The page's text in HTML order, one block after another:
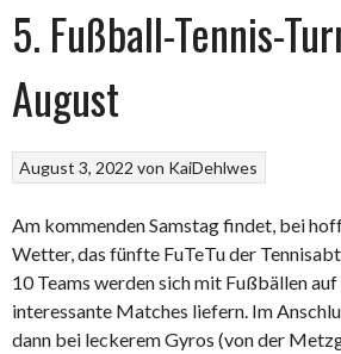
5. Fußball-Tennis-
August
August 3, 2022 von KaiDehlwes
Am kommenden Samstag findet, bei
Wetter, das fünfte FuTeTu der
10 Teams werden sich mit Fußbällen
interessante Matches liefern. Im
dann bei leckerem Gyros (von der